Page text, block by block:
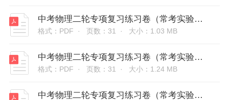
中考物理二轮专项复习练习卷（常考实验）-探究滑轮及滑轮组以及斜面的机械效率（原卷版和解析版）
格式：PDF · 页数：31 · 大小：1.03 MB
中考物理二轮专项复习练习卷（常考实验）-探究晶体的熔化和凝固的特点（原卷版和解析版）
格式：PDF · 页数：31 · 大小：1.24 MB
中考物理二轮专项复习练习卷（常考实验）-探究影响导体电阻大小因素（原卷版和解析版）